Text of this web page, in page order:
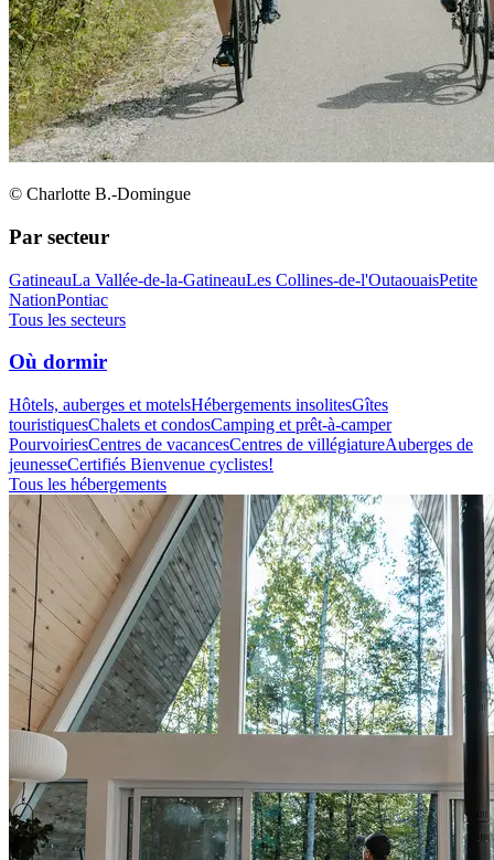
© Charlotte B.-Domingue
Par secteur
GatineauLa Vallée-de-la-GatineauLes Collines-de-l'OutaouaisPetite
NationPontiac
Tous les secteurs
Où dormir
Hôtels, auberges et motelsHébergements insolitesGîtes
touristiquesChalets et condosCamping et prêt-à-camper
PourvoiriesCentres de vacancesCentres de villégiatureAuberges de
jeunesseCertifiés Bienvenue cyclistes!
Tous les hébergements